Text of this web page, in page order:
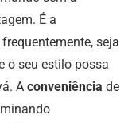
É a
seja
o seu estilo possa
A conveniência de